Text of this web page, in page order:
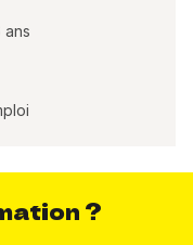
ans
?